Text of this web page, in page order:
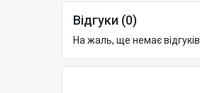
Відгуки (0)
На жаль, ще немає відгуків.